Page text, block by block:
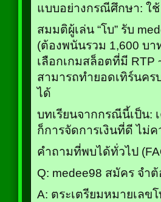
แบบอย่างกรณีศึกษา: ใช้
สมมติผู้เล่น “โบ” รับ
(ต้องพนันรวม 1,600 บา
เลือกเกมสล็อตที่มี
สามารถทำยอดเทิร์นค
ได้
บทเรียนจากกรณีนี้เป็น:
ก็การจัดการเงินที่ดี ไม่
คำถามที่พบได้ทั่วไป
Q: medee98 สมัคร จำ
A: ตระเตรียมหมายเล